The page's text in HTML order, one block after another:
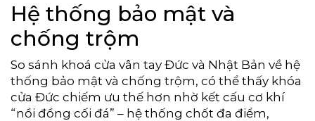
Hệ thống bảo mật và
chống trộm
So sánh khoá cửa vân tay Đức và Nhật Bản về hệ
thống bảo mật và chống trộm, có thể thấy khóa
cửa Đức chiếm ưu thế hơn nhờ kết cấu cơ khí
“nồi đồng cối đá” – hệ thống chốt đa điểm,